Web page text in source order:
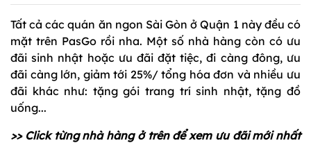
Tất cả các quán ăn ngon Sài Gòn ở Quận 1 này đều có
mặt trên PasGo rồi nha. Một số nhà hàng còn có ưu
đãi sinh nhật hoặc ưu đãi đặt tiệc, đi càng đông, ưu
đãi càng lớn, giảm tới 25%/ tổng hóa đơn và nhiều ưu
đãi khác như: tặng gói trang trí sinh nhật, tặng đồ
uống...
>> Click từng nhà hàng ở trên để xem ưu đãi mới nhất